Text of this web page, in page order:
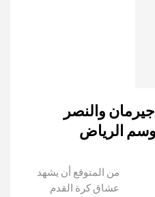
والنصر
الرياض
من المتوقع أن يشهد
عشاق كرة القدم